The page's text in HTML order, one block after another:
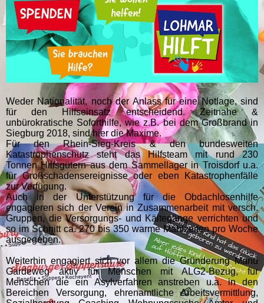
Weder Nationalität, noch der Anlass für eine Notlage, sind
für den Hilfseinsatz entscheidend. Zeitnahe &
unbürokratische Soforthilfe, wie z.B. bei dem Großbrand in
Siegburg 2018, sind hier die Maxime.
Für den Rhein-Sieg-Kreis & den bundesweiten
Katastrophenschutz steht das Hilfsteam mit rund 230
Tonnen Hilfsgütern aus dem Sammellager in Troisdorf u.a.
für Großschadensereignisse oder eben Katastrophenfälle
zur Verfügung.
Auch in der Unterstützung für die Obdachlosenhilfe
engagieren sich der Verein in Zusammenarbeit mit versch.
Gruppen, die Versorgungs- und Kältegänge verrichten und
so im Schnitt ca. 270 bis 350 warme Mahlzeiten pro Woche
ausgegeben.
Weiterhin engagiert sich vor allem die Gründerung Manu
Gardeweg aktiv für Menschen mit ALG2-Bezug, für
Menschen die ein Asylverfahren anstreben u.a. in den
Bereichen Versorgung, ehrenamtliche Arbeitsvermittlung,